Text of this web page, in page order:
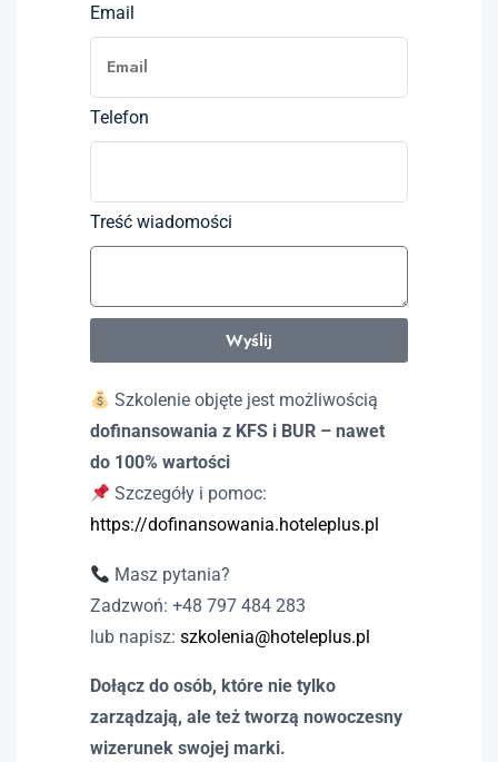
Email
Telefon
Treść wiadomości
Wyślij
Szkolenie objęte jest możliwością
dofinansowania z KFS i BUR – nawet
do 100% wartości
Szczegóły i pomoc:
https://dofinansowania.hoteleplus.pl
Masz pytania?
Zadzwoń: +48 797 484 283
lub napisz: szkolenia@hoteleplus.pl
Dołącz do osób, które nie tylko
zarządzają, ale też tworzą nowoczesny
wizerunek swojej marki.